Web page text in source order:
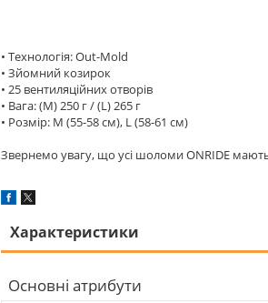
• Технологія: Out-Mold
• Зйомний козирок
• 25 вентиляційних отворів
• Вага: (M) 250 г / (L) 265 г
• Розмір: M (55-58 см), L (58-61 см)
Звернемо увагу, що усі шоломи ONRIDE мають
Характеристики
Основні атрибути